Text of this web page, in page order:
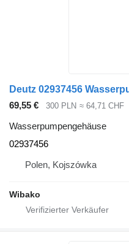
Deutz 02937456
69,55 €
300 PLN ≈ 64,71 CHF
Wasserpumpengehäuse
02937456
Polen, Kojszówka
Wibako